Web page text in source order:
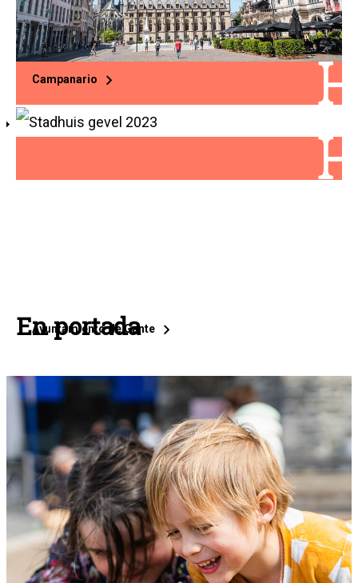
Campanario
Ayuntamiento de Gante
En portada
Info
page
teasers